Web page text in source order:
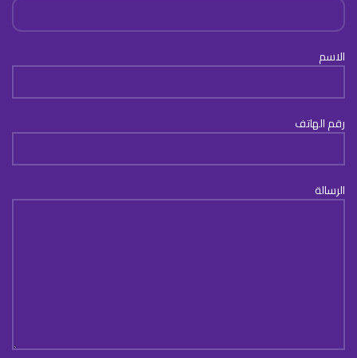
الاسم
رقم الهاتف
الرسالة